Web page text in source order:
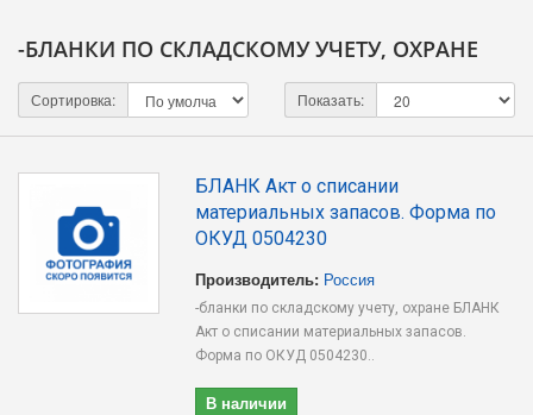
-БЛАНКИ ПО СКЛАДСКОМУ УЧЕТУ, ОХРАНЕ
Сортировка: Показать:
БЛАНК Акт о списании
материальных запасов. Форма по
ОКУД 0504230
Производитель: Россия
-бланки по складскому учету, охране БЛАНК
Акт о списании материальных запасов.
Форма по ОКУД 0504230..
В наличии